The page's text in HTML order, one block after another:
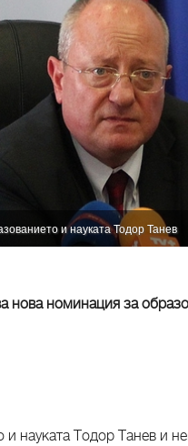
и науката Тодор Танев
нова номинация за
и науката Тодор Танев и